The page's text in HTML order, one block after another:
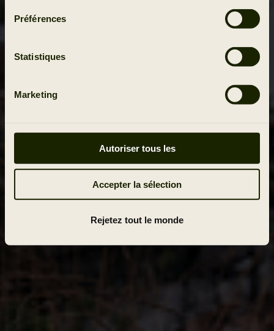
Préférences
Statistiques
Marketing
Autoriser tous les
Accepter la sélection
Rejetez tout le monde